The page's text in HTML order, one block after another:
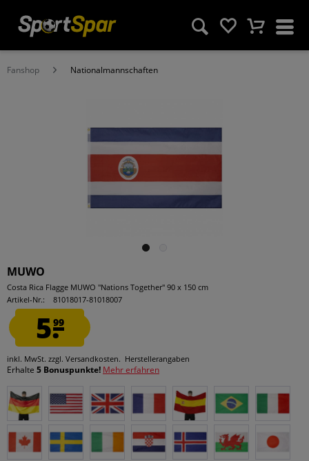
Fanshop Nationalmannschaften
MUWO
Costa Rica Flagge MUWO "Nations Together" 90 x 150 cm
Artikel-Nr.:
81018017-81018007
5.99
inkl. MwSt. zzgl. Versandkosten. Herstellerangaben
Erhalte 5 Bonuspunkte! Mehr erfahren